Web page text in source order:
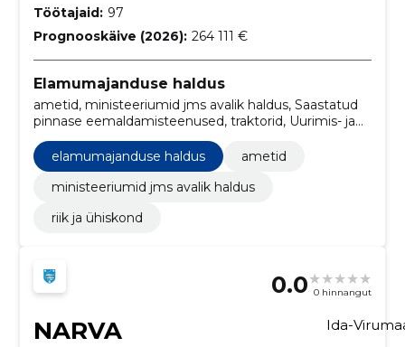
Töötajaid: 97
Prognooskäive (2026): 264 111 €
Elamumajanduse haldus
ametid, ministeeriumid jms avalik haldus, Saastatud
pinnase eemaldamisteenused, traktorid, Uurimis- ja
eksperimentaalarendustöö teenused, Kunstiteosed,
Muud ehitusviimistlustööd, Prügi ja jäätmetega
seotud teenused, tänavapuhastusteenused, Teede
liikluskorraldusseadmed
elamumajanduse haldus
ametid
ministeeriumid jms avalik haldus
riik ja ühiskond
0.0 0 hinnangut
NARVA
Ida-